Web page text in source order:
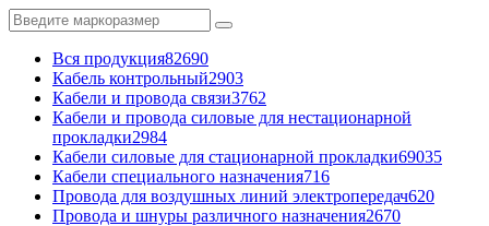
Вся продукция82690
Кабель контрольный2903
Кабели и провода связи3762
Кабели и провода силовые для нестационарной
прокладки2984
Кабели силовые для стационарной прокладки69035
Кабели специального назначения716
Провода для воздушных линий электропередач620
Провода и шнуры различного назначения2670